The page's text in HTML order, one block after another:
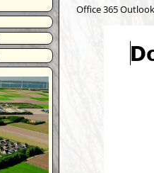
Office 365